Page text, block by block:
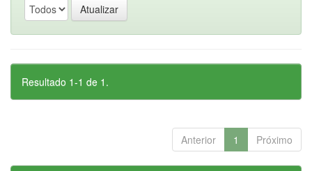
Resultado 1-1 de 1.
Anterior 1 Próximo